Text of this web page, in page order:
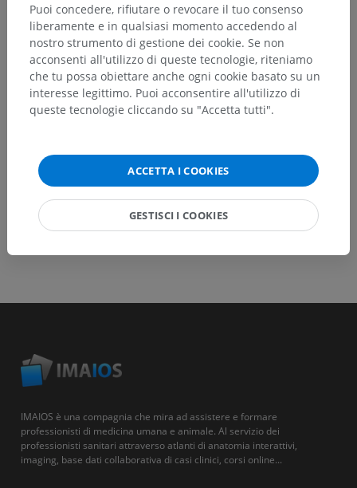
Non esitare a suggerire una correzione, traduzione o
un miglioramento dei contenuti.
Segnala un problema
SCARICA L'APP
IMAIOS è una compagnia che mira ad assistere e formare
professionisti di medicina umana e animale. Al servizio dei
professionisti sanitari attraverso atlanti di anatomia interattivi,
imaging, base dati collaborativa di casi clinici, corsi online...
Puoi concedere, rifiutare o revocare il tuo consenso
liberamente e in qualsiasi momento accedendo al
nostro strumento di gestione dei cookie. Se non
acconsenti all'utilizzo di queste tecnologie, riteniamo
che tu possa obiettare anche ogni cookie basato su un
interesse legittimo. Puoi acconsentire all'utilizzo di
queste tecnologie cliccando su "Accetta tutti".
ACCETTA I COOKIES
GESTISCI I COOKIES